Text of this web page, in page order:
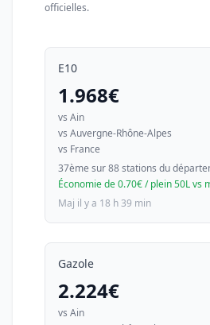
officielles.
E10
1.968€
vs Ain
vs Auvergne-Rhône-Alpes
vs France
37ème sur 88 stations du
Économie de 0.70€ / plein 50L vs
Maj il y a 18 h 39 min
Gazole
2.224€
vs Ain